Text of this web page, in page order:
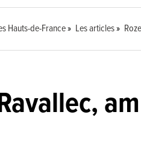
Hauts-de-France Les articles